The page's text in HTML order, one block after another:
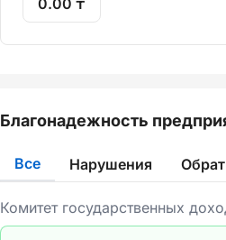
0.00 ₸
Благонадежность
Все Нарушения
Комитет государственных